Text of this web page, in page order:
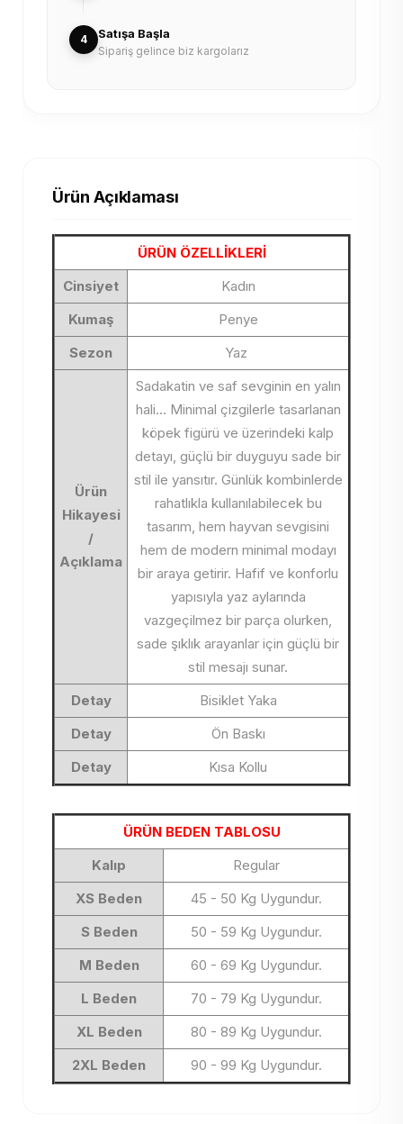
4 Satışa Başla
Sipariş gelince biz kargolarız
Ürün Açıklaması
ÜRÜN ÖZELLİKLERİ
Cinsiyet
Kadın
Kumaş
Penye
Sezon
Yaz
Ürün
Hikayesi
/
Açıklama
Sadakatin ve saf sevginin en yalın
hali… Minimal çizgilerle tasarlanan
köpek figürü ve üzerindeki kalp
detayı, güçlü bir duyguyu sade bir
stil ile yansıtır. Günlük kombinlerde
rahatlıkla kullanılabilecek bu
tasarım, hem hayvan sevgisini
hem de modern minimal modayı
bir araya getirir. Hafif ve konforlu
yapısıyla yaz aylarında
vazgeçilmez bir parça olurken,
sade şıklık arayanlar için güçlü bir
stil mesajı sunar.
Detay
Bisiklet Yaka
Detay
Ön Baskı
Detay
Kısa Kollu
ÜRÜN BEDEN TABLOSU
Kalıp
Regular
XS Beden
45 - 50 Kg Uygundur.
S Beden
50 - 59 Kg Uygundur.
M Beden
60 - 69 Kg Uygundur.
L Beden
70 - 79 Kg Uygundur.
XL Beden
80 - 89 Kg Uygundur.
2XL Beden
90 - 99 Kg Uygundur.